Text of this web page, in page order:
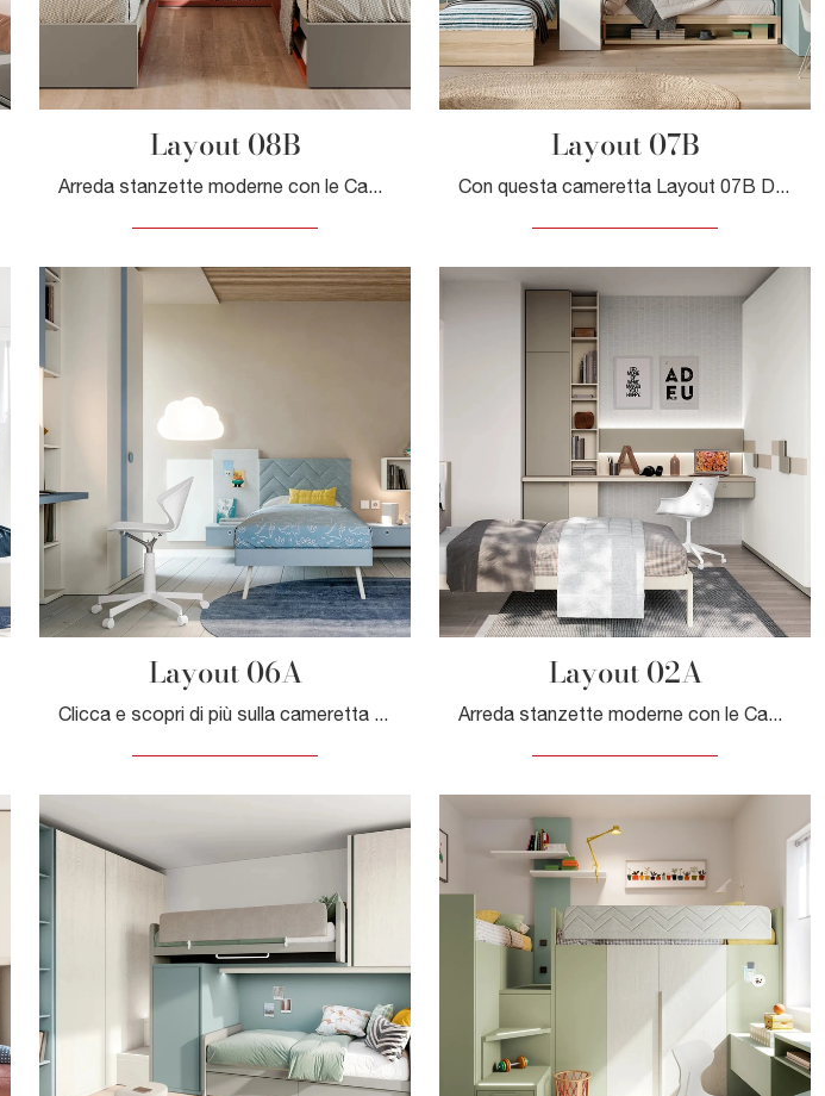
Layout 08B
Arreda stanzette moderne con le Camerette componibili Doimo Cityline! Il modello Layout 08B in laccato opaco è per bambine.
Layout 07B
Con questa cameretta Layout 07B Doimo Cityline, tra le soluzioni componibili, potrai ammobiliare stanze moderne per bambini.
Layout 06A
Clicca e scopri di più sulla cameretta per bambini Layout 06A! Le Camerette componibili Doimo Cityline ti aspettano.
Layout 02A
Arreda stanzette moderne con le Camerette su misura Doimo Cityline! Il modello Layout 02A in laccato opaco è per bambini.